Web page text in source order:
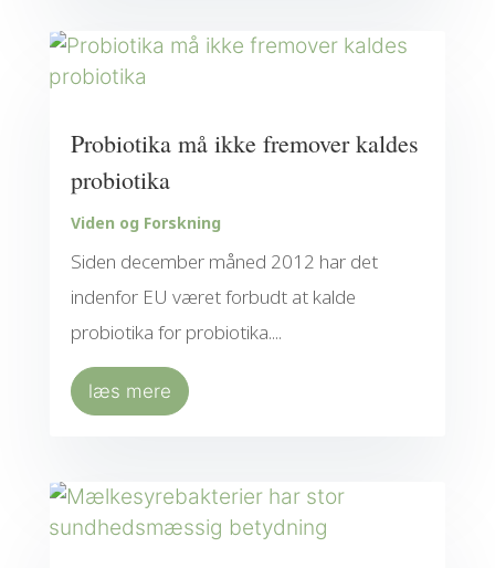
Probiotika må ikke fremover kaldes
probiotika
Viden og Forskning
Siden december måned 2012 har det
indenfor EU været forbudt at kalde
probiotika for probiotika....
læs mere